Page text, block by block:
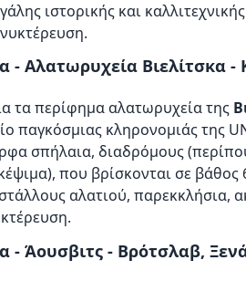
ιστορικής και
- Αλατωρυχεία Βιελίτσκα -
τα περίφημα αλατωρυχεία της
παγκόσμιας κληρονομιάς της
σπήλαια, διαδρόμους
που βρίσκονται σε
αλατιού, παρεκκλήσια,
- Άουσβιτς - Βρότσλαβ,